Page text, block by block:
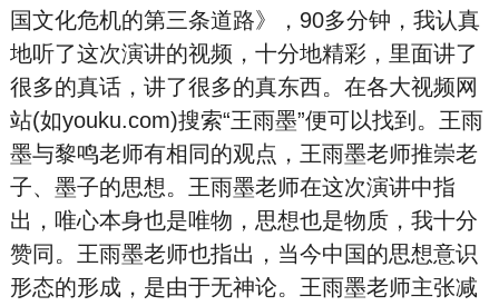
国文化危机的第三条道路》，90多分钟，我认真
地听了这次演讲的视频，十分地精彩，里面讲了
很多的真话，讲了很多的真东西。在各大视频网
站(如youku.com)搜索“王雨墨”便可以找到。王雨
墨与黎鸣老师有相同的观点，王雨墨老师推崇老
子、墨子的思想。王雨墨老师在这次演讲中指
出，唯心本身也是唯物，思想也是物质，我十分
赞同。王雨墨老师也指出，当今中国的思想意识
形态的形成，是由于无神论。王雨墨老师主张减